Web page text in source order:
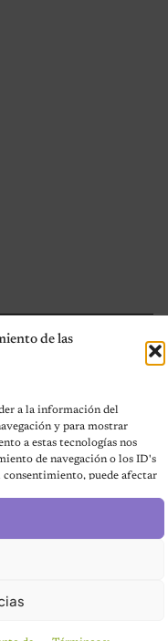
de las
a la información del
y para mostrar
a estas tecnologías nos
de navegación o los ID's
puede afectar